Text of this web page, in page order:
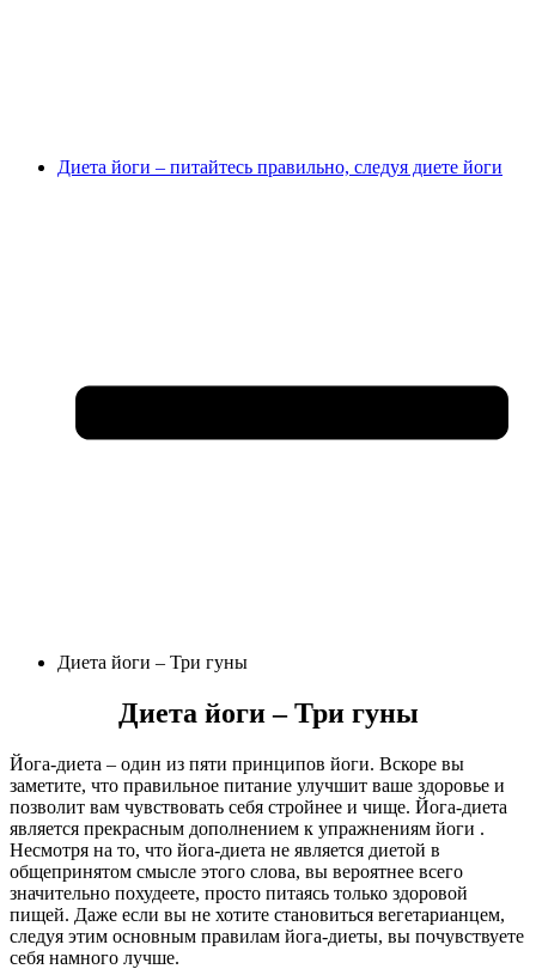
Диета йоги – питайтесь правильно, следуя диете йоги
Диета йоги – Три гуны
Диета йоги – Три гуны
Йога-диета – один из пяти принципов йоги. Вскоре вы
заметите, что правильное питание улучшит ваше здоровье и
позволит вам чувствовать себя стройнее и чище. Йога-диета
является прекрасным дополнением к упражнениям йоги .
Несмотря на то, что йога-диета не является диетой в
общепринятом смысле этого слова, вы вероятнее всего
значительно похудеете, просто питаясь только здоровой
пищей. Даже если вы не хотите становиться вегетарианцем,
следуя этим основным правилам йога-диеты, вы почувствуете
себя намного лучше.